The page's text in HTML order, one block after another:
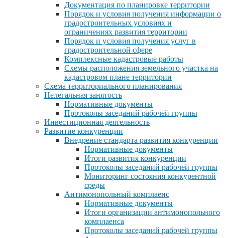
Документация по планировке территории
Порядок и условия получения информации о
градостроительных условиях и
ограничениях развития территории
Порядок и условия получения услуг в
градостроительной сфере
Комплексные кадастровые работы
Схемы расположения земельного участка на
кадастровом плане территории
Схема территориального планирования
Нелегальная занятость
Нормативные документы
Протоколы заседаний рабочей группы
Инвестиционная деятельность
Развитие конкуренции
Внедрение стандарта развития конкуренции
Нормативные документы
Итоги развития конкуренции
Протоколы заседаний рабочей группы
Мониторинг состояния конкурентной
среды
Антимонопольный комплаенс
Нормативные документы
Итоги организации антимонопольного
комплаенса
Протоколы заседаний рабочей группы